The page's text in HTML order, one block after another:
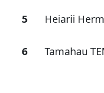
5 Heiarii
6 Tamahau